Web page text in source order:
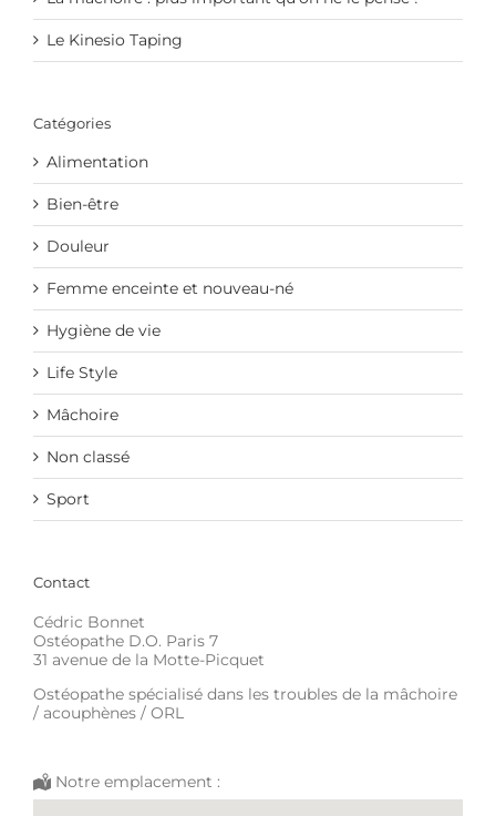
Le Kinesio Taping
Catégories
Alimentation
Bien-être
Douleur
Femme enceinte et nouveau-né
Hygiène de vie
Life Style
Mâchoire
Non classé
Sport
Contact
Cédric Bonnet
Ostéopathe D.O. Paris 7
31 avenue de la Motte-Picquet
Ostéopathe spécialisé dans les troubles de la mâchoire
/ acouphènes / ORL
Notre emplacement :